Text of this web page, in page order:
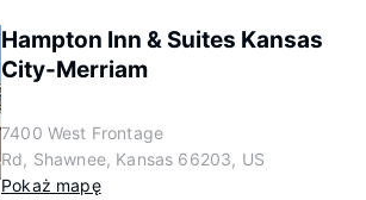
Hampton Inn & Suites Kansas
City-Merriam
7400 West Frontage
Rd, Shawnee, Kansas 66203, US
Pokaż mapę